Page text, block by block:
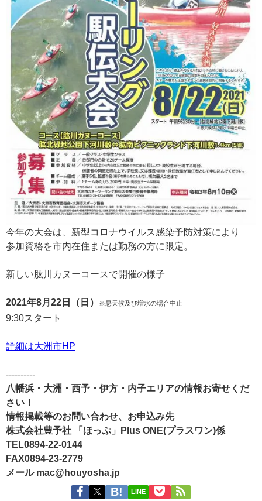
今年の大会は、新型コロナウイルス感染予防対策により
参加資格を市内在住または勤務の方に限定。
新しい肱川カヌーコースで開催の様子
2021年8月22日（日） ※悪天候及び増水の場合中止
9:30スタート
詳細は大洲市HP
----------
八幡浜・大洲・西予・伊方・内子エリアの情報お寄せくだ
さい！
情報掲載等のお問い合わせ、お申込み先
株式会社豊予社 「ほっぷ」Plus ONE(プラスワン)係
TEL0894-22-0144
FAX0894-23-2779
メール mac@houyosha.jp
LINE